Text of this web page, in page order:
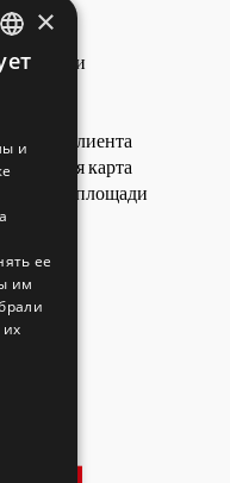
клиента
карта
Арендные площади
×
и
ее
им